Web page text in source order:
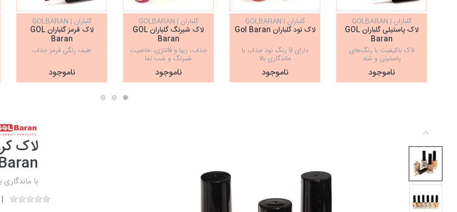
گلباران | GOLBARAN
لاک پاستیلی گلباران GOL
Baran
لاک باکیفیت با رنگ‌های
پاستیلی و شاد
ناموجود
گلباران | GOLBARAN
لاک نود گلباران Gol Baran
دارای 9 رنگ نود جذاب با
ماندگاری بالا
ناموجود
گلباران | GOLBARAN
لاک شبرنگ گلباران GOL
Baran
جذاب، زیبا و فانتزی، خاصیت
شبرنگ و شب نما
ناموجود
گلباران | GOLBARAN
لاک قرمز گلباران GOL
Baran
طیف رنگی قرمز جذاب
ناموجود
با ماندگاری